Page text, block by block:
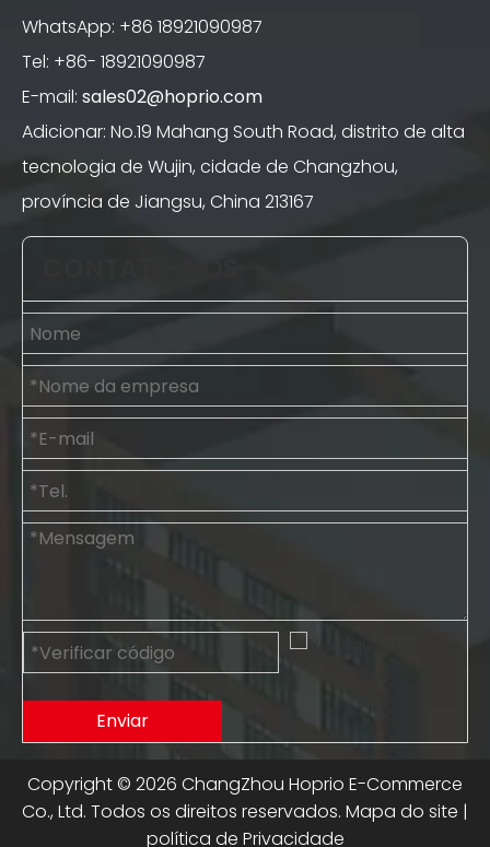
WhatsApp: +86 18921090987
Tel: +86- 18921090987
E-mail: sales02@hoprio.com
Adicionar: No.19 Mahang South Road, distrito de alta
tecnologia de Wujin, cidade de Changzhou,
província de Jiangsu, China 213167
Enviar
Copyright © 2026 ChangZhou Hoprio E-Commerce
Co., Ltd. Todos os direitos reservados. Mapa do site |
política de Privacidade